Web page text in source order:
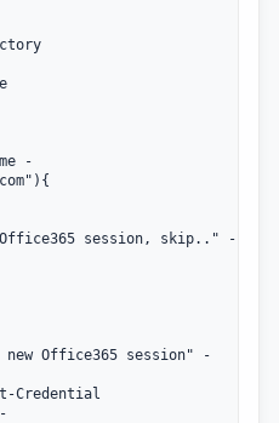
-
session, skip.." -
Office365 session" -
Credential